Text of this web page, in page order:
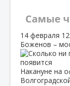
Самые
14 февраля
Боженов –
Накануне на